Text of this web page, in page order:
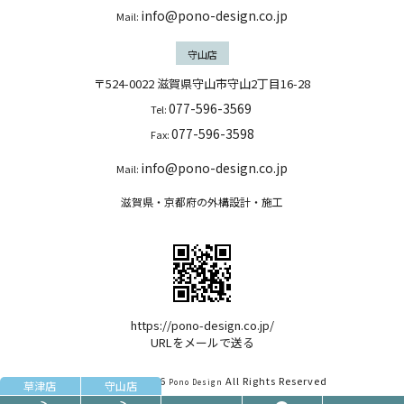
Mail: info@pono-design.co.jp
守山店
〒524-0022 滋賀県守山市守山2丁目16-28
Tel:077-596-3569
Fax:077-596-3598
Mail: info@pono-design.co.jp
滋賀県・京都府の外構設計・施工
https://pono-design.co.jp/
URLをメールで送る
Copyright©2026 Pono Design All Rights Reserved